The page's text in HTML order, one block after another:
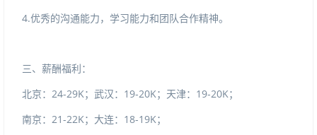
4.优秀的沟通能力，学习能力和团队合作精神。
三、薪酬福利：
北京： 24-29K；武汉： 19-20K；天津： 19-20K；
南京： 21-22K；大连： 18-19K；